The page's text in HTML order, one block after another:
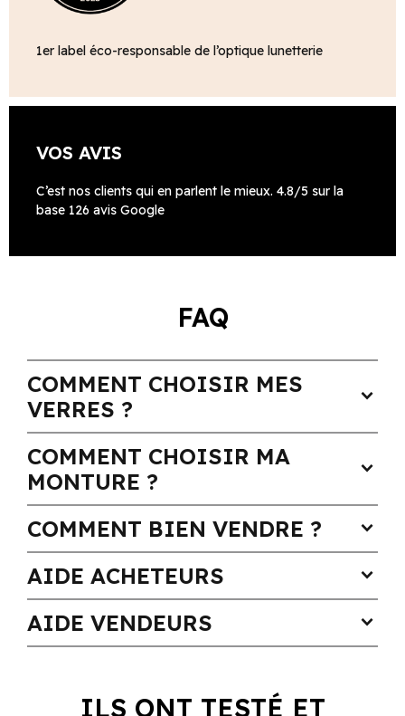
1er label éco-responsable de l’optique lunetterie
VOS AVIS
C’est nos clients qui en parlent le mieux. 4.8/5 sur la
base 126 avis Google
FAQ
COMMENT CHOISIR MES
VERRES ?
expand_more
COMMENT CHOISIR MA
MONTURE ?
expand_more
COMMENT BIEN VENDRE ? expand_more
AIDE ACHETEURS expand_more
AIDE VENDEURS expand_more
ILS ONT TESTÉ ET